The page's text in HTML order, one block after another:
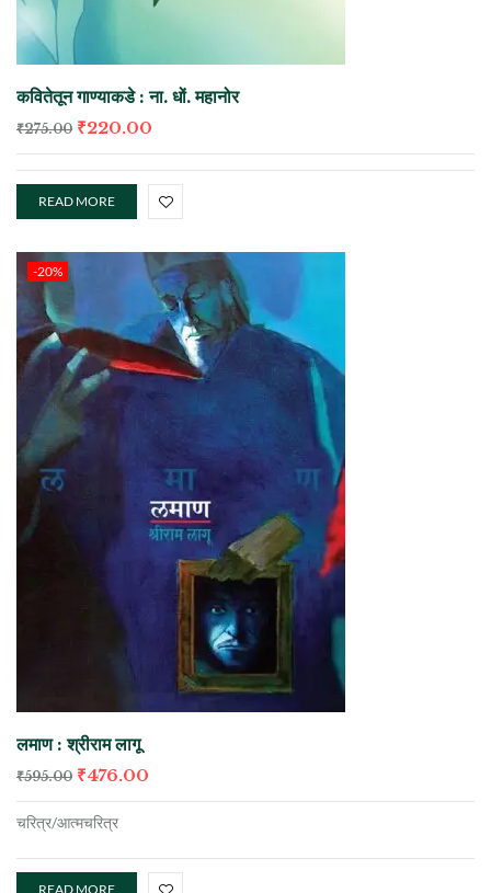
कवितेतून गाण्याकडे : ना. धों. महानोर
₹275.00 ₹220.00
READ MORE
-20%
लमाण : श्रीराम लागू
₹595.00 ₹476.00
चरित्र/आत्मचरित्र
READ MORE